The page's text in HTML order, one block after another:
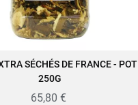
AU PANIER
SÉCHÉS DE FRANCE - POT
250G
65,80 €